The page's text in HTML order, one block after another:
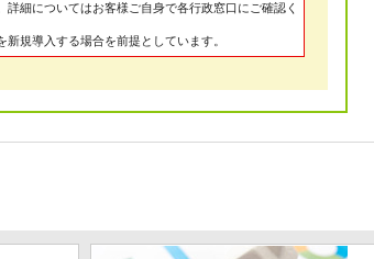
細についてはお客様ご自身で各行政窓口にご確認く
規導入する場合を前提としています。